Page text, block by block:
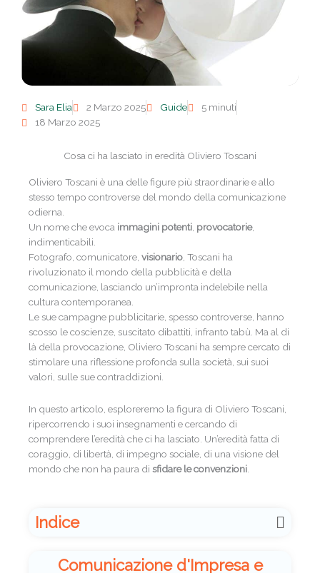
Sara Elia 2 Marzo 2025 Guide
5 minuti
18 Marzo 2025
Cosa ci ha lasciato in eredità Oliviero Toscani
Oliviero Toscani è una delle figure più straordinarie e allo
stesso tempo controverse del mondo della comunicazione
odierna.
Un nome che evoca immagini potenti, provocatorie,
indimenticabili.
Fotografo, comunicatore, visionario, Toscani ha
rivoluzionato il mondo della pubblicità e della
comunicazione, lasciando un’impronta indelebile nella
cultura contemporanea.
Le sue campagne pubblicitarie, spesso controverse, hanno
scosso le coscienze, suscitato dibattiti, infranto tabù. Ma al di
là della provocazione, Oliviero Toscani ha sempre cercato di
stimolare una riflessione profonda sulla società, sui suoi
valori, sulle sue contraddizioni.
In questo articolo, esploreremo la figura di Oliviero Toscani,
ripercorrendo i suoi insegnamenti e cercando di
comprendere l’eredità che ci ha lasciato. Un’eredità fatta di
coraggio, di libertà, di impegno sociale, di una visione del
mondo che non ha paura di sfidare le convenzioni.
Indice
Comunicazione d'Impresa e